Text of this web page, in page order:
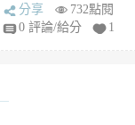
fy
分享
732點閱
0 評論/給分
1